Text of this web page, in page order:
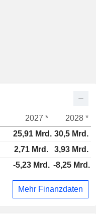
2027 *
2028 *
25,91 Mrd. 30,5 Mrd.
2,71 Mrd.
3,93 Mrd.
-5,23 Mrd. -8,25 Mrd.
Mehr Finanzdaten